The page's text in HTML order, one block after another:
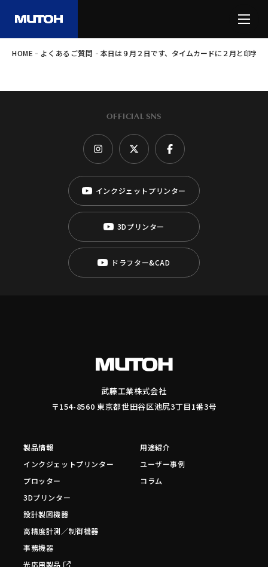
HOME - よくあるご質問 - 本日は９月２日です、タイムカードに２月と印字さ
OFFICIAL SNS
インクジェットプリンター
3Dプリンター
ドラフター&CAD
武藤工業株式会社
〒154-8560 東京都世田谷区池尻3丁目1番3号
製品情報
インクジェットプリンター
プロッター
3Dプリンター
設計製図機器
高精度計測／制御機器
事務機器
光応用製品
用途紹介
ユーザー事例
コラム